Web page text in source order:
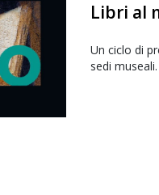
Libri al
Un ciclo di
sedi